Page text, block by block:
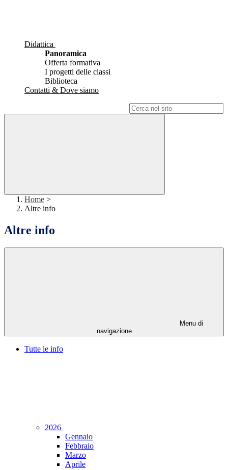
Didattica
Panoramica
Offerta formativa
I progetti delle classi
Biblioteca
Contatti & Dove siamo
Home >
Altre info
Altre info
Menu di
navigazione
Tutte le info
2026
Gennaio
Febbraio
Marzo
Aprile